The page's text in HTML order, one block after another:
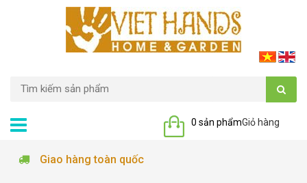
Giỏ hàng
0 sản phẩm
Giao hàng toàn quốc